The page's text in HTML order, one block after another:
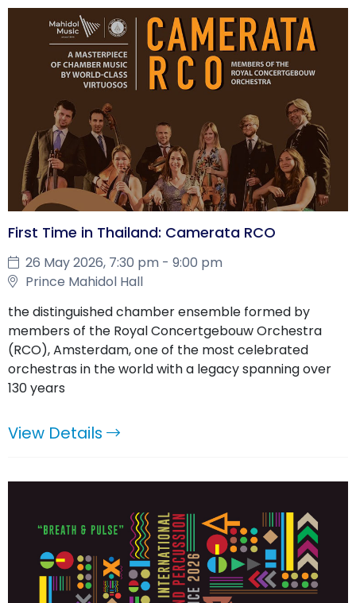
First Time in Thailand: Camerata RCO
26 May 2026, 7:30 pm - 9:00 pm
Prince Mahidol Hall
the distinguished chamber ensemble formed by
members of the Royal Concertgebouw Orchestra
(RCO), Amsterdam, one of the most celebrated
orchestras in the world with a legacy spanning over
130 years
View Details